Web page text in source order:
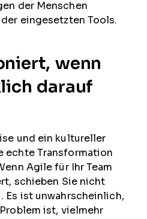
der Menschen
eingesetzten Tools.
wenn
darauf
und ein kultureller
echte Transformation
Agile für Ihr Team
schieben Sie nicht
Es ist unwahrscheinlich,
ist, vielmehr